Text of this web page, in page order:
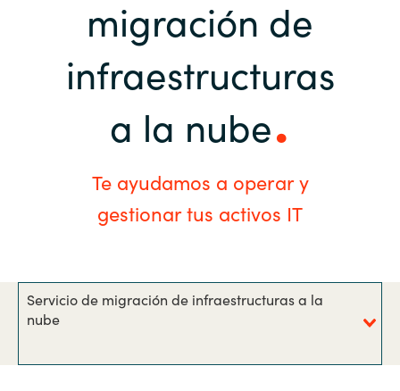
Estonia
Finland
France
Germany
Hungary
India
Carrera Profesional
migración de
infraestructuras
a la nube
Te ayudamos a operar y
gestionar tus activos IT
Servicio de migración de infraestructuras a la
nube